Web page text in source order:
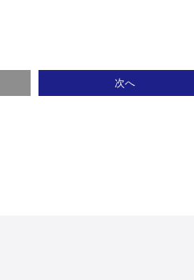
次へ